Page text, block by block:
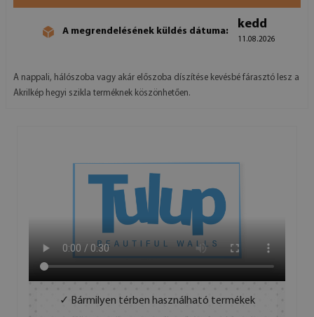
A megrendelésének küldés dátuma:
kedd
11.08.2026
A nappali, hálószoba vagy akár előszoba díszítése kevésbé fárasztó lesz a
Akrilkép hegyi szikla terméknek köszönhetően.
✓ Bármilyen térben használható termékek